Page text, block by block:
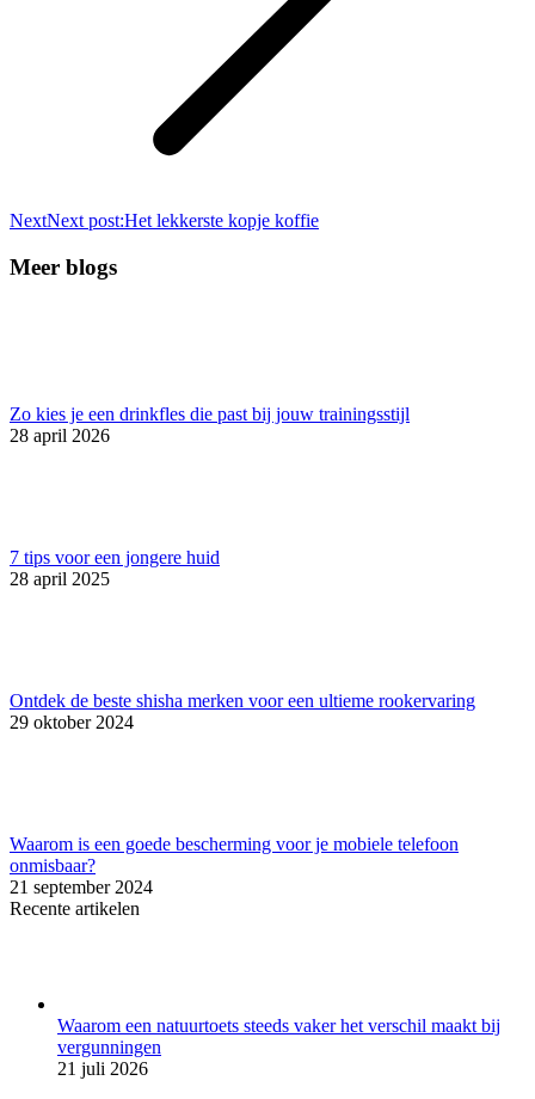
NextNext post:Het lekkerste kopje koffie
Meer blogs
Zo kies je een drinkfles die past bij jouw trainingsstijl
28 april 2026
7 tips voor een jongere huid
28 april 2025
Ontdek de beste shisha merken voor een ultieme rookervaring
29 oktober 2024
Waarom is een goede bescherming voor je mobiele telefoon
onmisbaar?
21 september 2024
Recente artikelen
Waarom een natuurtoets steeds vaker het verschil maakt bij
vergunningen
21 juli 2026